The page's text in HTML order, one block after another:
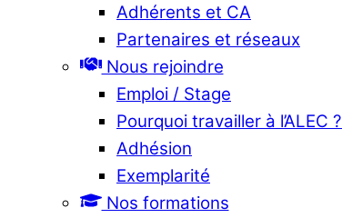
Adhérents et CA
Partenaires et réseaux
Nous rejoindre
Emploi / Stage
Pourquoi travailler à l’ALEC ?
Adhésion
Exemplarité
Nos formations